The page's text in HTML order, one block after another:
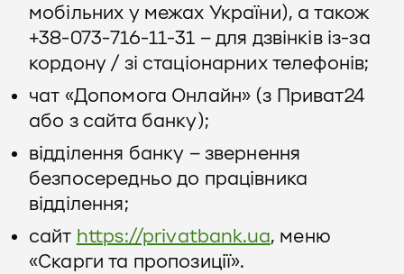
мобільних у межах України), а також
+38-073-716-11-31 – для дзвінків із-за
кордону / зі стаціонарних телефонів;
чат «Допомога Онлайн» (з Приват24
або з сайта банку);
відділення банку – звернення
безпосередньо до працівника
відділення;
сайт https://privatbank.ua, меню
«Скарги та пропозиції».